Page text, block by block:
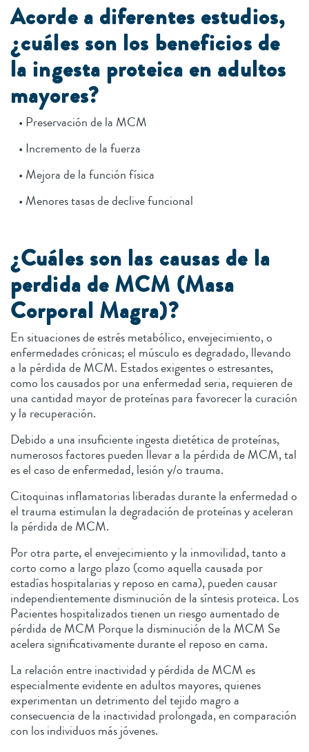
Acorde a diferentes estudios,
¿cuáles son los beneficios de
la ingesta proteica en adultos
mayores?
• Preservación de la MCM
• Incremento de la fuerza
• Mejora de la función física
• Menores tasas de declive funcional
¿Cuáles son las causas de la
perdida de MCM (Masa
Corporal Magra)?
En situaciones de estrés metabólico, envejecimiento, o
enfermedades crónicas; el músculo es degradado, llevando
a la pérdida de MCM. Estados exigentes o estresantes,
como los causados por una enfermedad seria, requieren de
una cantidad mayor de proteínas para favorecer la curación
y la recuperación.
Debido a una insuficiente ingesta dietética de proteínas,
numerosos factores pueden llevar a la pérdida de MCM, tal
es el caso de enfermedad, lesión y/o trauma.
Citoquinas inflamatorias liberadas durante la enfermedad o
el trauma estimulan la degradación de proteínas y aceleran
la pérdida de MCM.
Por otra parte, el envejecimiento y la inmovilidad, tanto a
corto como a largo plazo (como aquella causada por
estadías hospitalarias y reposo en cama), pueden causar
independientemente disminución de la síntesis proteica. Los
Pacientes hospitalizados tienen un riesgo aumentado de
pérdida de MCM Porque la disminución de la MCM Se
acelera significativamente durante el reposo en cama.
La relación entre inactividad y pérdida de MCM es
especialmente evidente en adultos mayores, quienes
experimentan un detrimento del tejido magro a
consecuencia de la inactividad prolongada, en comparación
con los individuos más jóvenes.